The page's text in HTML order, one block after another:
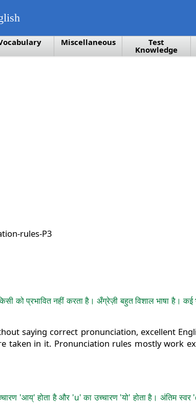
Miscellaneous Test
Knowledge
rules-P3
को प्रभावित नहीं करता है। अँग्रेज़ी बहुत विशाल भाषा है।
saying correct pronunciation, excellent
taken in it. Pronunciation rules mostly work
'आय्' होता है और 'u' का उच्चारण 'यो' होता है। अंतिम स्वर